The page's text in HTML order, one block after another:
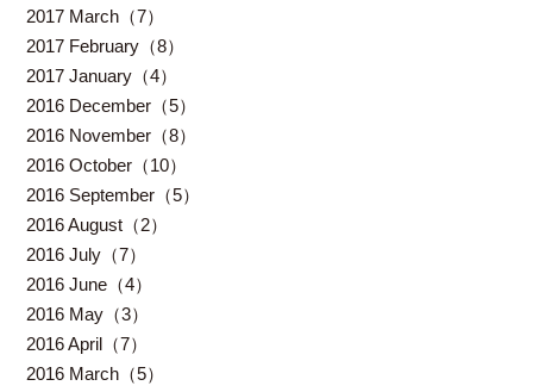
2017 March（7）
2017 February（8）
2017 January（4）
2016 December（5）
2016 November（8）
2016 October（10）
2016 September（5）
2016 August（2）
2016 July（7）
2016 June（4）
2016 May（3）
2016 April（7）
2016 March（5）